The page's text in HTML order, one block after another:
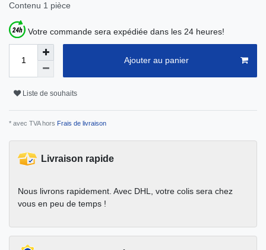
Contenu 1 pièce
Votre commande sera expédiée dans les 24 heures!
Ajouter au panier
Liste de souhaits
* avec TVA hors Frais de livraison
Livraison rapide
Nous livrons rapidement. Avec DHL, votre colis sera chez
vous en peu de temps !